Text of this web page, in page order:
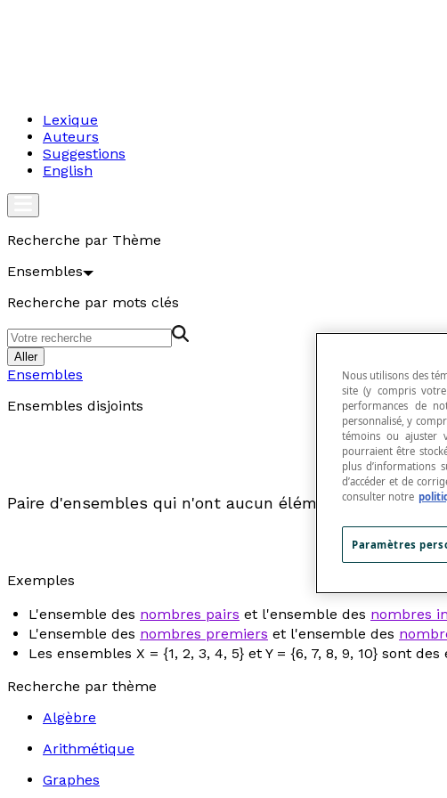
Lexique
Auteurs
Suggestions
English
Recherche par Thème
Ensembles
Recherche par mots clés
Aller
Ensembles
Ensembles disjoints
Paire d'ensembles qui n'ont aucun élément en commun.
Exemples
L'ensemble des nombres pairs et l'ensemble des nombres
L'ensemble des nombres premiers et l'ensemble des
Les ensembles X = {1, 2, 3, 4, 5} et Y = {6, 7, 8, 9, 10} sont
Recherche par thème
Algèbre
Arithmétique
Graphes
Nous utilisons des
site (y compris
performances de
personnalisé, y
témoins ou ajuster
pourraient être
plus d’informations
d’accéder et de
consulter notre
Paramètres